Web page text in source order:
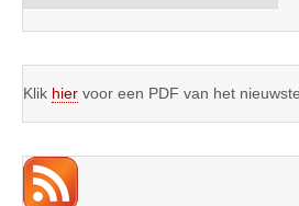
Klik hier voor een PDF van het